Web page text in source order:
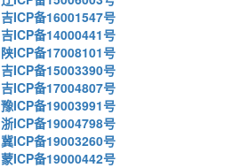
吉ICP备16001547号
吉ICP备14000441号
陕ICP备17008101号
吉ICP备15003390号
吉ICP备17004807号
豫ICP备19003991号
浙ICP备19004798号
冀ICP备19003260号
蒙ICP备19000442号